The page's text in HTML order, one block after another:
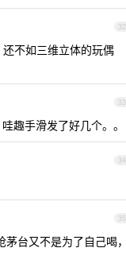
32
不如三维立体的玩偶
33
趣手滑发了好几个。。
34
35
台又不是为了自己喝，